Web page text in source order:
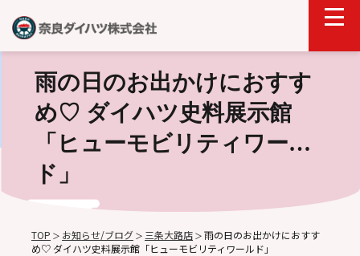
雨の日のお出かけにおすす
め♡ ダイハツ史料展示館
「ヒューモビリティワール
ド」
TOP ＞ お知らせ/ブログ ＞ 三条大路店 ＞ 雨の日のお出かけにおすす
め♡ ダイハツ史料展示館「ヒューモビリティワールド」